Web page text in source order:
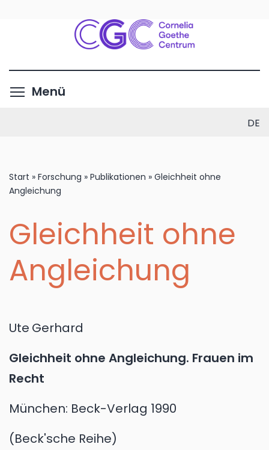
Inhalt
Menü
DE
Start » Forschung » Publikationen » Gleichheit ohne
Angleichung
Gleichheit ohne
Angleichung
Ute Gerhard
Gleichheit ohne Angleichung. Frauen im
Recht
München: Beck-Verlag 1990
Beck'sche Reihe